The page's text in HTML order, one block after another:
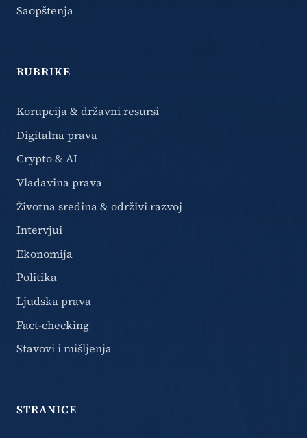
Saopštenja
RUBRIKE
Korupcija & državni resursi
Digitalna prava
Crypto & AI
Vladavina prava
Životna sredina & održivi razvoj
Intervjui
Ekonomija
Politika
Ljudska prava
Fact-checking
Stavovi i mišljenja
STRANICE